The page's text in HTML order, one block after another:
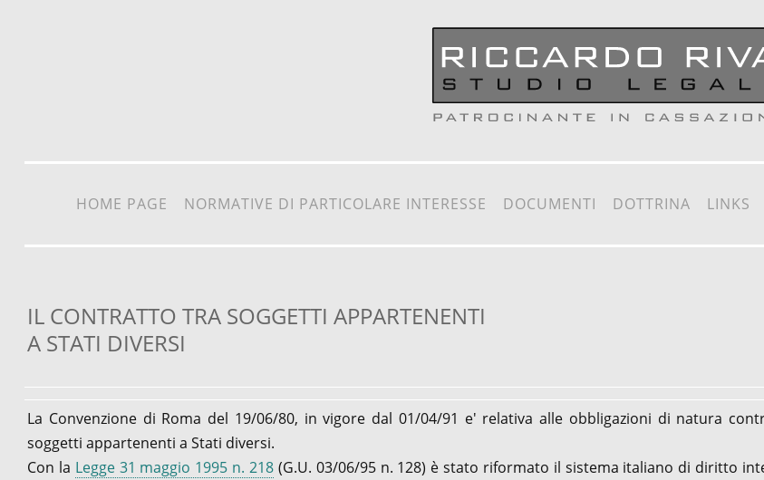
HOME PAGE NORMATIVE DI PARTICOLARE INTERESSE DOCUMENTI DOTTRINA LINKS
IL CONTRATTO TRA SOGGETTI APPARTENENTI
A STATI DIVERSI
La Convenzione di Roma del 19/06/80, in vigore dal 01/04/91 e' relativa alle obbligazioni di natura
soggetti appartenenti a Stati diversi.
Con la Legge 31 maggio 1995 n. 218(G.U. 03/06/95 n. 128) è stato riformato il sistema italiano di diritto